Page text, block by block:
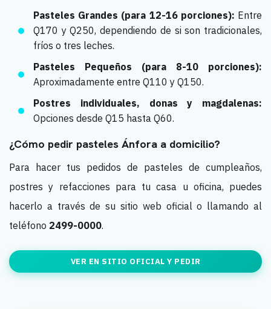
Pasteles Grandes (para 12-16 porciones): Entre
Q170 y Q250, dependiendo de si son tradicionales,
fríos o tres leches.
Pasteles Pequeños (para 8-10 porciones):
Aproximadamente entre Q110 y Q150.
Postres individuales, donas y magdalenas:
Opciones desde Q15 hasta Q60.
¿Cómo pedir pasteles Ánfora a domicilio?
Para hacer tus pedidos de pasteles de cumpleaños,
postres y refacciones para tu casa u oficina, puedes
hacerlo a través de su sitio web oficial o llamando al
teléfono 2499-0000.
VER EN SITIO OFICIAL Y PEDIR